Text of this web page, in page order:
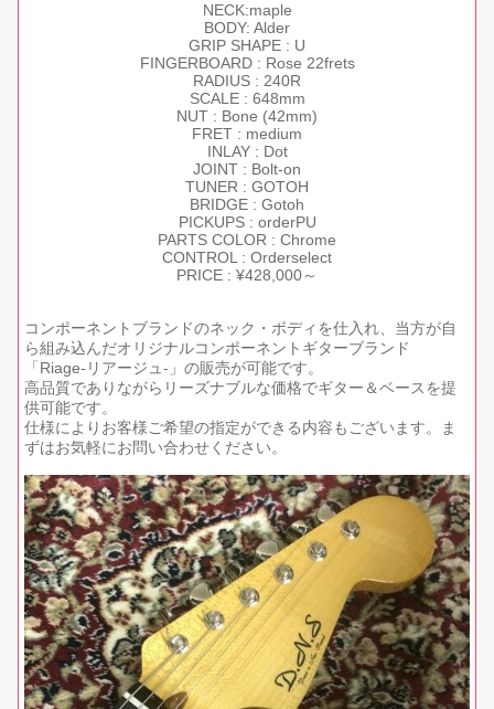
NECK:maple
BODY: Alder
GRIP SHAPE : U
FINGERBOARD : Rose 22frets
RADIUS : 240R
SCALE : 648mm
NUT : Bone (42mm)
FRET : medium
INLAY : Dot
JOINT : Bolt-on
TUNER : GOTOH
BRIDGE : Gotoh
PICKUPS : orderPU
PARTS COLOR : Chrome
CONTROL : Orderselect
PRICE : ¥428,000～
コンポーネントブランドのネック・ボディを仕入れ、当方が自
ら組み込んだオリジナルコンポーネントギターブランド
「Riage-リアージュ-」の販売が可能です。
高品質でありながらリーズナブルな価格でギター＆ベースを提
供可能です。
仕様によりお客様ご希望の指定ができる内容もございます。ま
ずはお気軽にお問い合わせください。